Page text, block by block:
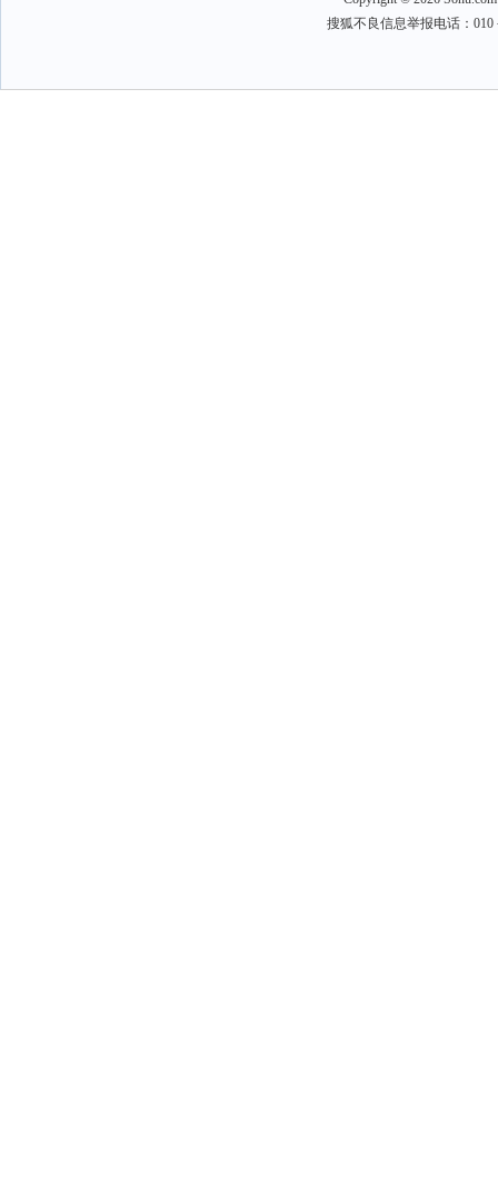
搜狐不良信息举报电话：010